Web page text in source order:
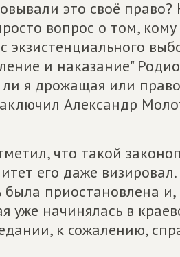
это своё
вопрос о том,
экзистенциального
и наказание"
ли я дрожащая или
Александр
что такой
его даже
была приостановлена
уже начинялась в
к сожалению,